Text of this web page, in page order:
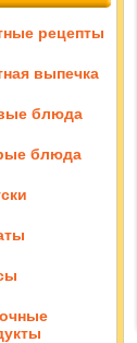
рецепты
выпечка
блюда
блюда